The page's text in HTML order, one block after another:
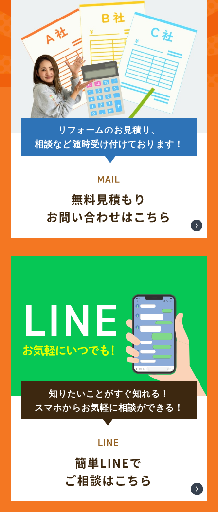
リフォームのお見積り、
相談など随時受け付けております！
知りたいことがすぐ知れる！
スマホからお気軽に相談ができる！